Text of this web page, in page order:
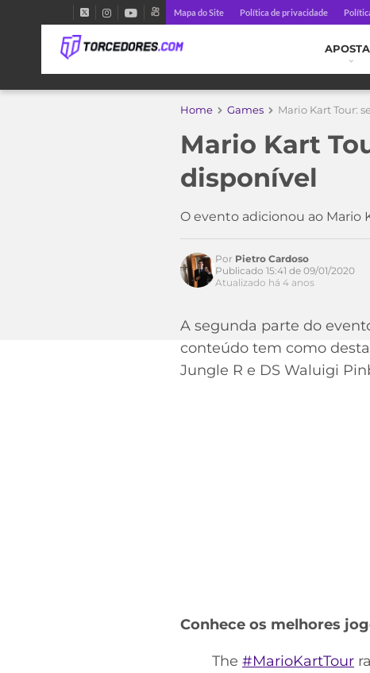
Mapa do Site Política de privacidade
Home Games Mario Kart Tour:
Mario Kart
disponível
O evento adicionou ao Mario
Acesse o perfil do autor
Por Pietro Cardoso
Publicado 15:41 de 09/01/2020
Atualizado há 4 anos
A segunda parte do
conteúdo tem como
Jungle R e DS Waluigi
Conhece os melhores
The #MarioKartTour